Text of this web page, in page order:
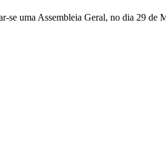
se uma Assembleia Geral, no dia 29 de